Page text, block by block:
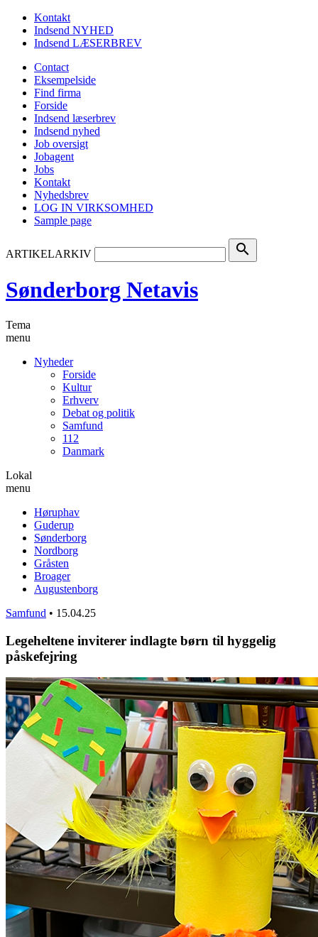
Kontakt
Indsend NYHED
Indsend LÆSERBREV
Contact
Eksempelside
Find firma
Forside
Indsend læserbrev
Indsend nyhed
Job oversigt
Jobagent
Jobs
Kontakt
Nyhedsbrev
LOG IN VIRKSOMHED
Sample page
ARTIKELARKIV search
Sønderborg Netavis
Tema
menu
Nyheder
Forside
Kultur
Erhverv
Debat og politik
Samfund
112
Danmark
Lokal
menu
Høruphav
Guderup
Sønderborg
Nordborg
Gråsten
Broager
Augustenborg
Samfund • 15.04.25
Legeheltene inviterer indlagte børn til hyggelig
påskefejring